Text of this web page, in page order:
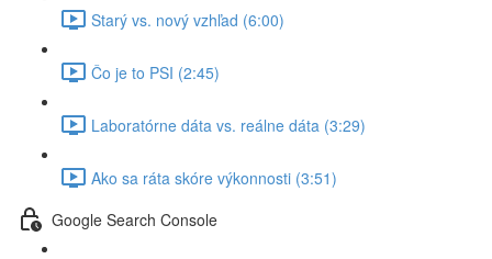
Starý vs. nový vzhľad (6:00)
Čo je to PSI (2:45)
Laboratórne dáta vs. reálne dáta (3:29)
Ako sa ráta skóre výkonnosti (3:51)
Google Search Console